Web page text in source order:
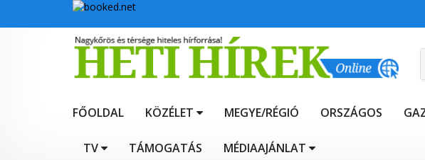
FŐOLDAL KÖZÉLET MEGYE/RÉGIÓ ORSZÁGOS
TV TÁMOGATÁS MÉDIAAJÁNLAT